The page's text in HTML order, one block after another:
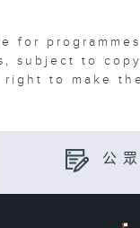
for programmes
subject to
right to make
公